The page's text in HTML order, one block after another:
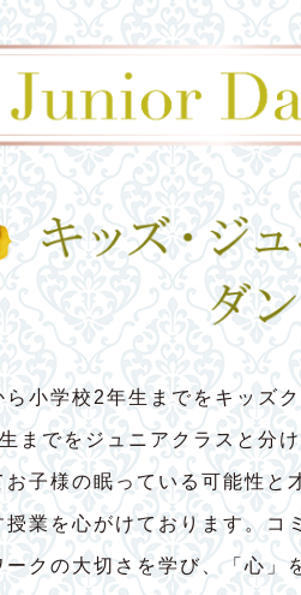
ら小学校2年生までをキッズ
までをジュニアクラスと分
お子様の眠っている可能性と
授業を心がけております。コ
ークの大切さを学び、「心」